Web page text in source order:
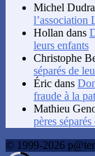
Michel
l’association
Hollan dans
leurs enfants
Christophe
séparés de
Éric dans
fraude à la
Mathieu
pères
© 1999-2026